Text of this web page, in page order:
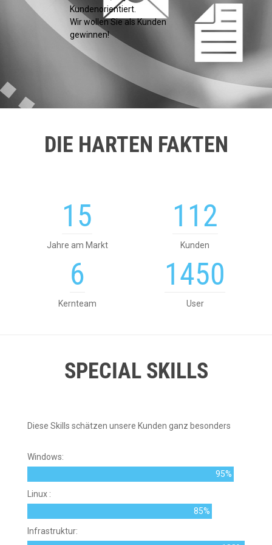
Kundenorientiert.
Wir wollen Sie als Kunden
gewinnen!
DIE HARTEN FAKTEN
15
Jahre am Markt
112
Kunden
6
Kernteam
1450
User
SPECIAL SKILLS
Diese Skills schätzen unsere Kunden ganz besonders
Windows:
95%
Linux :
85%
Infrastruktur: